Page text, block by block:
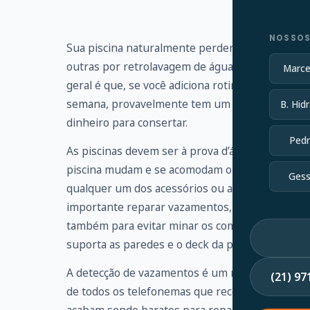
B.
(21)
Sua piscina naturalmente perderá um pouco
outras por retrolavagem de águas residuais.
geral é que, se você adiciona rotineiramente
semana, provavelmente tem um vazamento
dinheiro para consertar.
As piscinas devem ser à prova d’água, mas os
piscina mudam e se acomodam ou
qualquer um dos acessórios ou acessórios,
importante reparar vazamentos, não apenas
também para evitar minar os componentes
suporta as paredes e o deck da piscina.
A detecção de vazamentos é um ramo
de todos os telefonemas que recebo de